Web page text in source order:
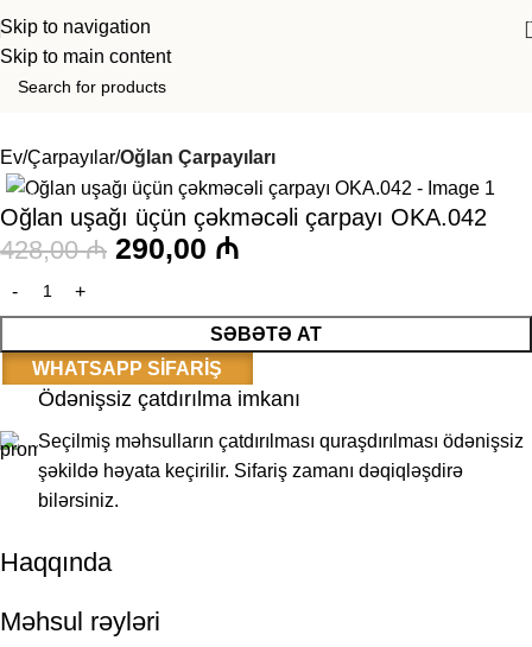
Skip to navigation
Skip to main content
Ev Çarpayılar Oğlan Çarpayıları
-32%
Oğlan uşağı üçün çəkməcəli çarpayı OKA.042
428,00₼ 290,00 ₼
SƏBƏTƏ AT
WHATSAPP SIFARIŞ
Ödənişsiz çatdırılma imkanı
Seçilmiş məhsulların çatdırılması quraşdırılması ödənişsiz
şəkildə həyata keçirilir. Sifariş zamanı dəqiqləşdirə
bilərsiniz.
Haqqında
Məhsul rəyləri